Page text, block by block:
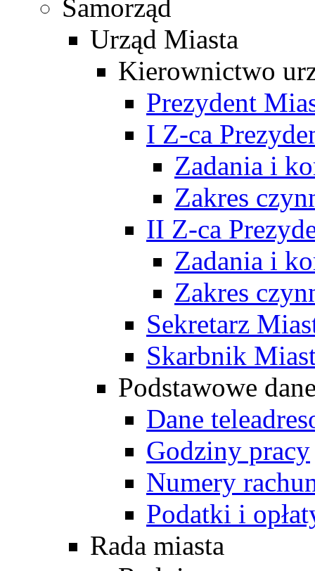
Samorząd
Urząd Miasta
Kierownictwo
Prezydent
I Z-ca
Zadania i
Zakres
II Z-ca
Zadania i
Zakres
Sekretarz
Skarbnik
Podstawowe
Dane
Godziny pracy
Numery
Podatki i
Rada miasta